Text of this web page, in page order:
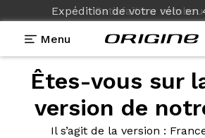
Expédition de votre véloen
Menu
Êtes-vous sur
version de
Il s’agit de la version :
Photos> Noir Piano
NoirPiano